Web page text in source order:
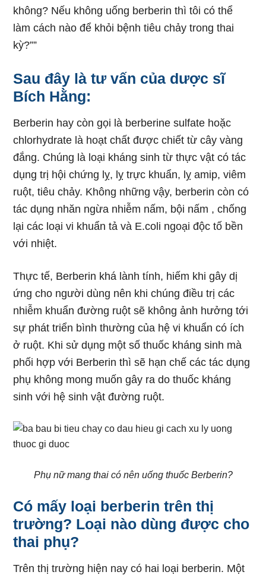
không? Nếu không uống berberin thì tôi có thể
làm cách nào để khỏi bệnh tiêu chảy trong thai
kỳ?””
Sau đây là tư vấn của dược sĩ
Bích Hằng:
Berberin hay còn gọi là berberine sulfate hoặc
chlorhydrate là hoạt chất được chiết từ cây vàng
đắng. Chúng là loại kháng sinh từ thực vật có tác
dụng trị hội chứng lỵ, lỵ trực khuẩn, lỵ amip, viêm
ruột, tiêu chảy. Không những vậy, berberin còn có
tác dụng nhăn ngừa nhiễm nấm, bội nấm , chống
lại các loại vi khuẩn tả và E.coli ngoại độc tố bền
với nhiệt.
Thực tế, Berberin khá lành tính, hiếm khi gây dị
ứng cho người dùng nên khi chúng điều trị các
nhiễm khuẩn đường ruột sẽ không ảnh hưởng tới
sự phát triển bình thường của hệ vi khuẩn có ích
ở ruột. Khi sử dụng một số thuốc kháng sinh mà
phối hợp với Berberin thì sẽ hạn chế các tác dụng
phụ không mong muốn gây ra do thuốc kháng
sinh với hệ sinh vật đường ruột.
Phụ nữ mang thai có nên uống thuốc Berberin?
Có mấy loại berberin trên thị
trường? Loại nào dùng được cho
thai phụ?
Trên thị trường hiện nay có hai loại berberin. Một